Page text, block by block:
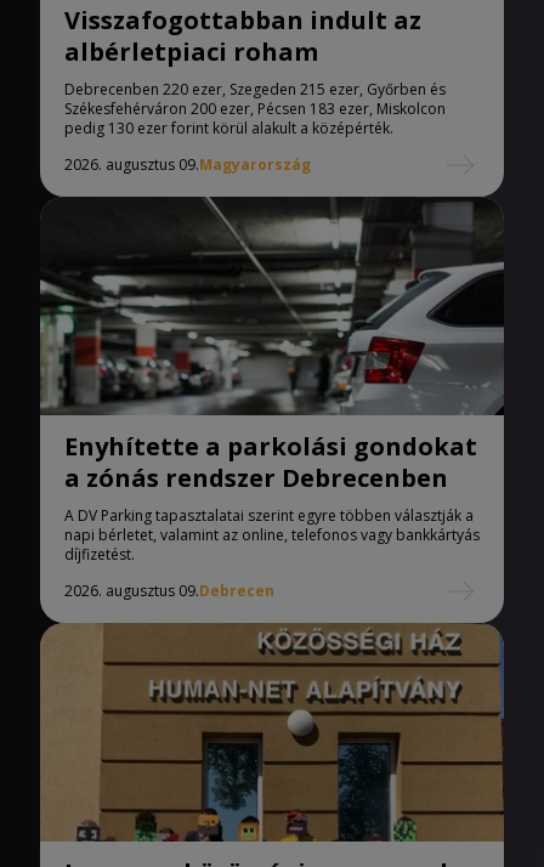
Visszafogottabban indult az
albérletpiaci roham
Debrecenben 220 ezer, Szegeden 215 ezer, Győrben és
Székesfehérváron 200 ezer, Pécsen 183 ezer, Miskolcon
pedig 130 ezer forint körül alakult a középérték.
2026. augusztus 09.Magyarország
Enyhítette a parkolási gondokat
a zónás rendszer Debrecenben
A DV Parking tapasztalatai szerint egyre többen választják a
napi bérletet, valamint az online, telefonos vagy bankkártyás
díjfizetést.
2026. augusztus 09.Debrecen